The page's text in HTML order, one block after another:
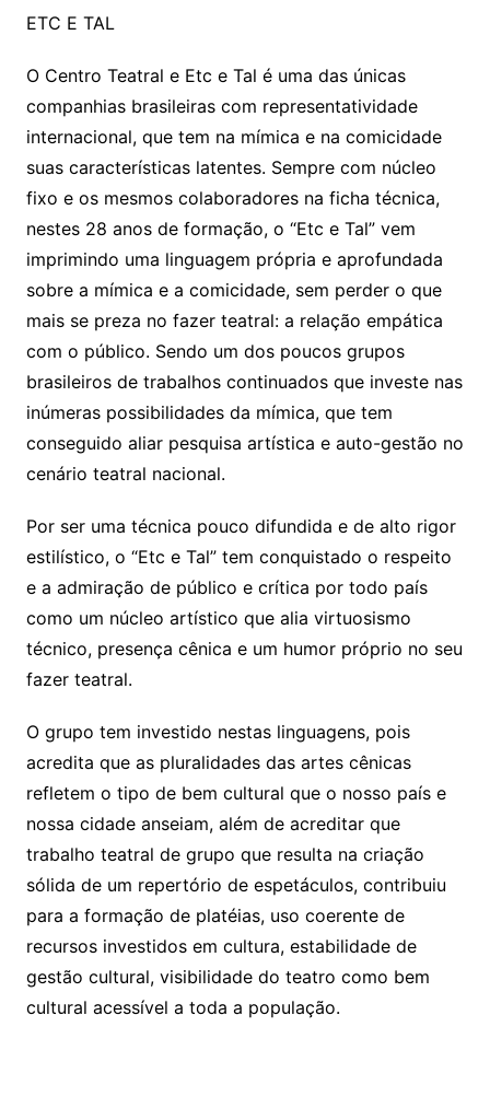
ETC E TAL
O Centro Teatral e Etc e Tal é uma das únicas
companhias brasileiras com representatividade
internacional, que tem na mímica e na comicidade
suas características latentes. Sempre com núcleo
fixo e os mesmos colaboradores na ficha técnica,
nestes 28 anos de formação, o “Etc e Tal” vem
imprimindo uma linguagem própria e aprofundada
sobre a mímica e a comicidade, sem perder o que
mais se preza no fazer teatral: a relação empática
com o público. Sendo um dos poucos grupos
brasileiros de trabalhos continuados que investe nas
inúmeras possibilidades da mímica, que tem
conseguido aliar pesquisa artística e auto-gestão no
cenário teatral nacional.
Por ser uma técnica pouco difundida e de alto rigor
estilístico, o “Etc e Tal” tem conquistado o respeito
e a admiração de público e crítica por todo país
como um núcleo artístico que alia virtuosismo
técnico, presença cênica e um humor próprio no seu
fazer teatral.
O grupo tem investido nestas linguagens, pois
acredita que as pluralidades das artes cênicas
refletem o tipo de bem cultural que o nosso país e
nossa cidade anseiam, além de acreditar que
trabalho teatral de grupo que resulta na criação
sólida de um repertório de espetáculos, contribuiu
para a formação de platéias, uso coerente de
recursos investidos em cultura, estabilidade de
gestão cultural, visibilidade do teatro como bem
cultural acessível a toda a população.